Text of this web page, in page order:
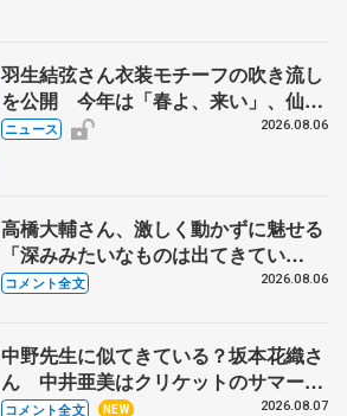
羽生結弦さん衣装モチーフの吹き流し
を公開 今年は「春よ、来い」、仙台
の瑞鳳殿
ニュース 2026.08.06
高橋大輔さん、激しく動かずに魅せる
「深みみたいなものは出てきてい
る？」 〝兄さん〟と慕うレジェンド
コメント全文 2026.08.06
中野先生に似てきている？坂本花織さ
ん 中井亜美はクリケットのサマーキ
ャンプに 島田麻央はたくさん試合に
コメント全文 NEW 2026.08.07